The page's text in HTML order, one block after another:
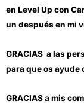
en Level Up con
un después en mi
GRACIAS a las
para que os ayude
GRACIAS a mis